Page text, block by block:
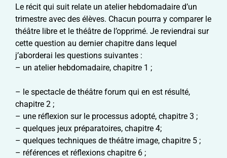
Le récit qui suit relate un atelier hebdomadaire d’un
trimestre avec des élèves. Chacun pourra y comparer le
théâtre libre et le théâtre de l’opprimé. Je reviendrai sur
cette question au dernier chapitre dans lequel
j’aborderai les questions suivantes :
– un atelier hebdomadaire, chapitre 1 ;
– le spectacle de théâtre forum qui en est résulté,
chapitre 2 ;
– une réflexion sur le processus adopté, chapitre 3 ;
– quelques jeux préparatoires, chapitre 4;
– quelques techniques de théâtre image, chapitre 5 ;
– références et réflexions chapitre 6 ;